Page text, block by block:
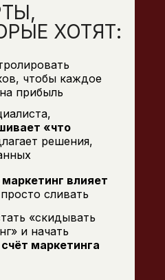
ХОТЯТ:
чтобы каждое
прибыль
«что
решения,
маркетинг влияет
сливать
«скидывать
и начать
маркетинга